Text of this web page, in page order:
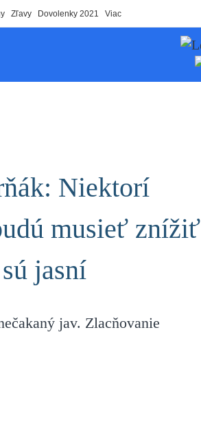
Zľavy Dovolenky 2021 Viac
Niektorí
musieť znížiť
jasní
jav. Zlacňovanie